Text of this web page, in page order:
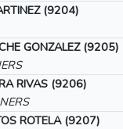
(9204)
GONZALEZ (9205)
RIVAS (9206)
ROTELA (9207)